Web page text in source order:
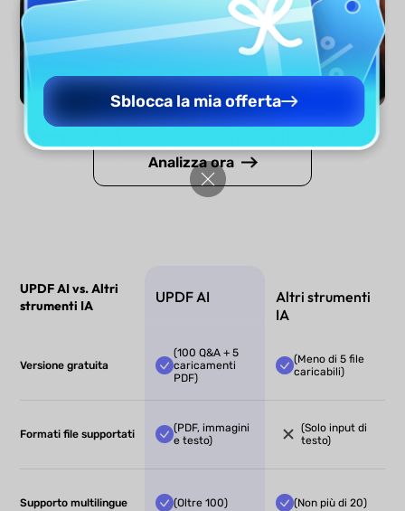
Analizza ora
UPDF AI vs. Altri
strumenti IA
UPDF AI
Altri strumenti
IA
Versione gratuita
(100 Q&A + 5
caricamenti
PDF)
(Meno di 5 file
caricabili)
Formati file supportati
(PDF, immagini
e testo)
(Solo input di
testo)
Supporto multilingue (Oltre 100) (Non più di 20)
Sblocca la mia offerta